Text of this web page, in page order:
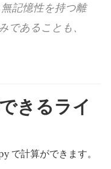
記憶性を持つ離
であることも、
きるライ
で計算ができます。